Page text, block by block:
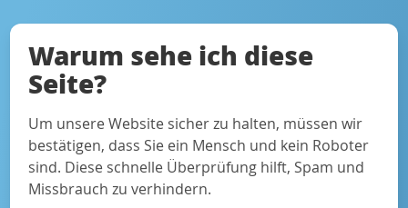
Warum sehe ich diese
Seite?
Um unsere Website sicher zu halten, müssen wir
bestätigen, dass Sie ein Mensch und kein Roboter
sind. Diese schnelle Überprüfung hilft, Spam und
Missbrauch zu verhindern.